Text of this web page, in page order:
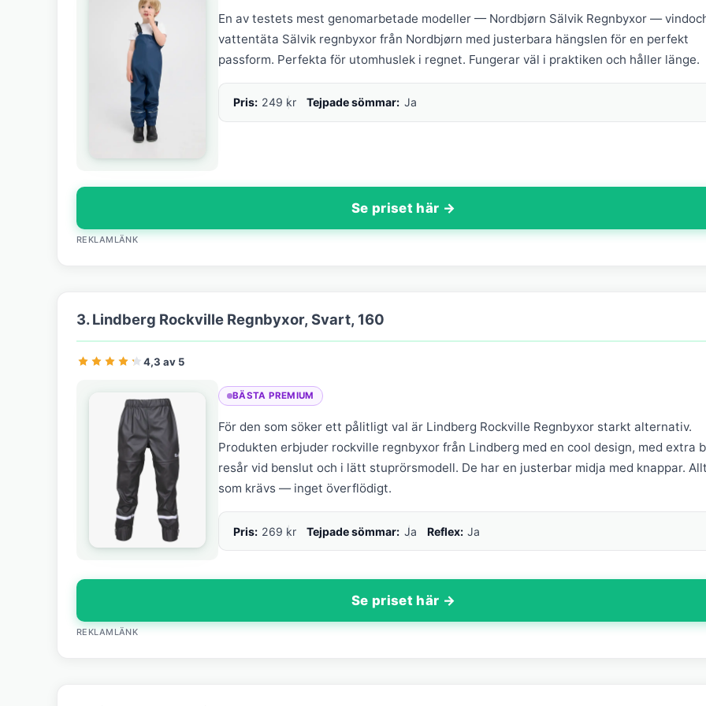
En av testets mest genomarbetade modeller — Nordbjørn Sälvik Regnbyxor —
vattentäta Sälvik regnbyxor från Nordbjørn med justerbara hängslen för en perfekt
passform. Perfekta för utomhuslek i regnet. Fungerar väl i praktiken och håller länge.
Pris: 249 kr Tejpade sömmar: Ja
Se priset här →
REKLAMLÄNK
3. Lindberg Rockville Regnbyxor, Svart, 160
4,3 av 5
BÄSTA PREMIUM
För den som söker ett pålitligt val är Lindberg Rockville Regnbyxor starkt alternativ.
Produkten erbjuder rockville regnbyxor från Lindberg med en cool design, med extra
resår vid benslut och i lätt stuprörsmodell. De har en justerbar midja med knappar.
som krävs — inget överflödigt.
Pris: 269 kr Tejpade sömmar: Ja Reflex: Ja
Se priset här →
REKLAMLÄNK